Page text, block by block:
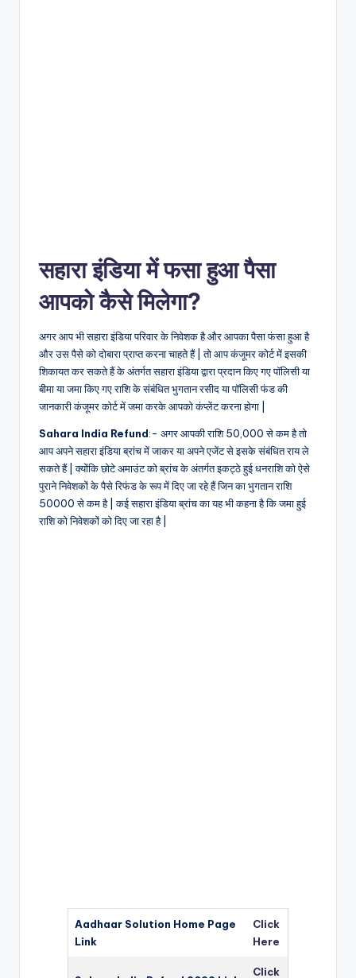
सहारा इंडिया में फसा हुआ पैसा
आपको कैसे मिलेगा?
अगर आप भी सहारा इंडिया परिवार के निवेशक है और आपका पैसा फंसा हुआ है
और उस पैसे को दोबारा प्राप्त करना चाहते हैं | तो आप कंजूमर कोर्ट में इसकी
शिकायत कर सकते हैं के अंतर्गत सहारा इंडिया द्वारा प्रदान किए गए पॉलिसी या
बीमा या जमा किए गए राशि के संबंधित भुगतान रसीद या पॉलिसी फंड की
जानकारी कंजूमर कोर्ट में जमा करके आपको कंप्लेंट करना होगा |
Sahara India Refund:- अगर आपकी राशि 50,000 से कम है तो
आप अपने सहारा इंडिया ब्रांच में जाकर या अपने एजेंट से इसके संबंधित राय ले
सकते हैं | क्योंकि छोटे अमाउंट को ब्रांच के अंतर्गत इकट्ठे हुई धनराशि को ऐसे
पुराने निवेशकों के पैसे रिफंड के रूप में दिए जा रहे हैं जिन का भुगतान राशि
50000 से कम है | कई सहारा इंडिया ब्रांच का यह भी कहना है कि जमा हुई
राशि को निवेशकों को दिए जा रहा है |
Aadhaar Solution Home Page
Link
Click
Here
Click